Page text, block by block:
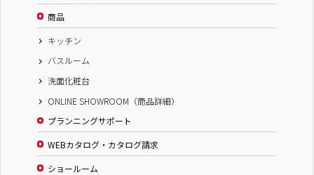
商品
キッチン
バスルーム
洗面化粧台
ONLINE SHOWROOM（商品詳細）
プランニングサポート
WEBカタログ・カタログ請求
ショールーム